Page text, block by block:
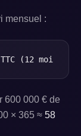
mensuel :
(12 mois
600 000 € de
× 365 ≈ 58